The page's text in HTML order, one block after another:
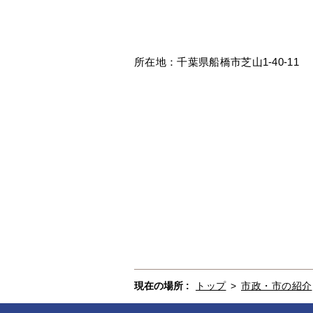
所在地：千葉県船橋市芝山1-40-11
現在の場所 : トップ > 市政・市の紹介